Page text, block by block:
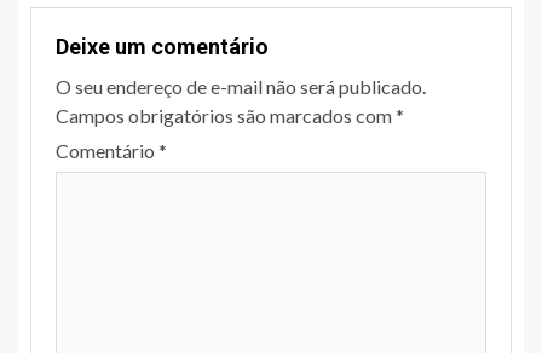
Deixe um comentário
O seu endereço de e-mail não será publicado.
Campos obrigatórios são marcados com*
Comentário *